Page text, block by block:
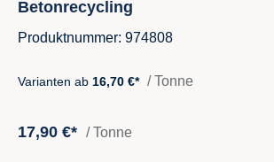
Betonrecycling
Produktnummer: 974808
Varianten ab 16,70 €* / Tonne
17,90 €* / Tonne